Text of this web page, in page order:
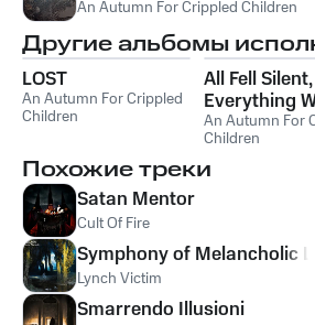
An Autumn For Crippled Children
Другие альбомы
LOST
An Autumn For Crippled
Children
All Fell Silent,
Everything
Quiet
An Autumn For
Children
Похожие треки
Satan Mentor
Cult Of Fire
Symphony of Melancholic
Lynch Victim
Smarrendo Illusioni